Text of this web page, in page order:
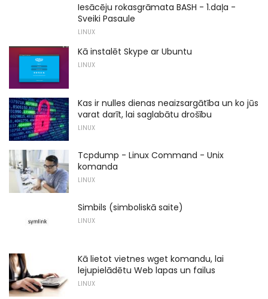
Iesācēju rokasgrāmata BASH - 1.daļa -
Sveiki Pasaule
LINUX
Kā instalēt Skype ar Ubuntu
LINUX
Kas ir nulles dienas neaizsargātība un ko jūs
varat darīt, lai saglabātu drošību
LINUX
Tcpdump - Linux Command - Unix
komanda
LINUX
Simbils (simboliskā saite)
LINUX
Kā lietot vietnes wget komandu, lai
lejupielādētu Web lapas un failus
LINUX